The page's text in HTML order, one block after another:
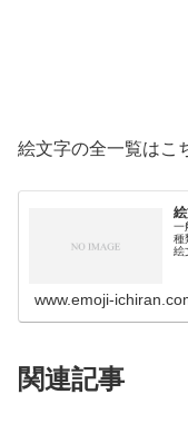
絵文字の全一覧はこ
一
種
絵
www.emoji-
関連記事